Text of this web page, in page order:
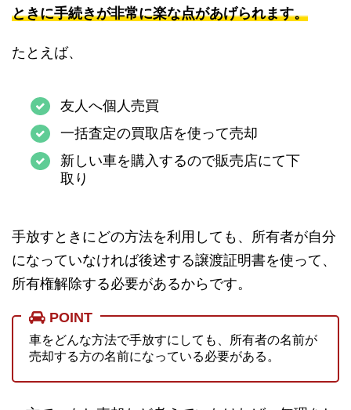
ときに手続きが非常に楽な点があげられます。
たとえば、
友人へ個人売買
一括査定の買取店を使って売却
新しい車を購入するので販売店にて下
取り
手放すときにどの方法を利用しても、所有者が自分
になっていなければ後述する譲渡証明書を使って、
所有権解除する必要があるからです。
POINT
車をどんな方法で手放すにしても、所有者の名前が
売却する方の名前になっている必要がある。